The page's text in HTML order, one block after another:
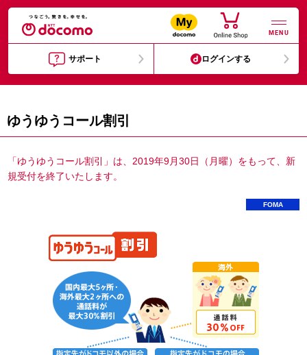
MENU
サポート ログインする
ゆうゆうコール割引
「ゆうゆうコール割引」は、2019年9月30日（月曜）をもって、新
規受付を終了いたします。
FOMA